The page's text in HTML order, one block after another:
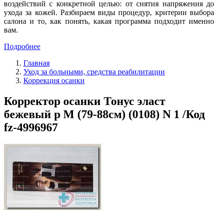
воздействий с конкретной целью: от снятия напряжения до
ухода за кожей. Разбираем виды процедур, критерии выбора
салона и то, как понять, какая программа подходит именно
вам.
Подробнее
Главная
Уход за больными, средства реабилитации
Коррекция осанки
Корректор осанки Тонус эласт
бежевый р M (79-88см) (0108) N 1 /Код
fz-4996967